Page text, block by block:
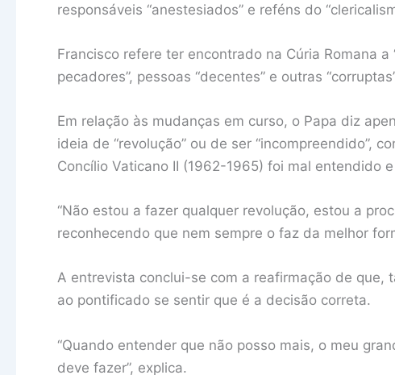
responsáveis “anestesiados” e reféns do
Francisco refere ter encontrado na Cúria Romana
pecadores”, pessoas “decentes” e outras
Em relação às mudanças em curso, o Papa diz
ideia de “revolução” ou de ser “incompreendido”,
Concílio Vaticano II (1962-1965) foi mal entendido e
“Não estou a fazer qualquer revolução, estou a
reconhecendo que nem sempre o faz da melhor
A entrevista conclui-se com a reafirmação de que,
ao pontificado se sentir que é a decisão correta.
“Quando entender que não posso mais, o meu
deve fazer”, explica.